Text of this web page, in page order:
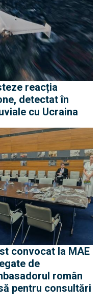
reacția
detectat în
cu Ucraina
convocat la MAE
de
român
pentru consultări